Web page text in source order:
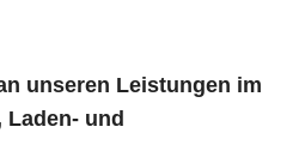
unseren Leistungen im
Laden- und